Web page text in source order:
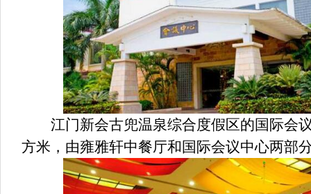
江门新会古兜温泉综合度假区的国际会
方米，由雍雅轩中餐厅和国际会议中心两部